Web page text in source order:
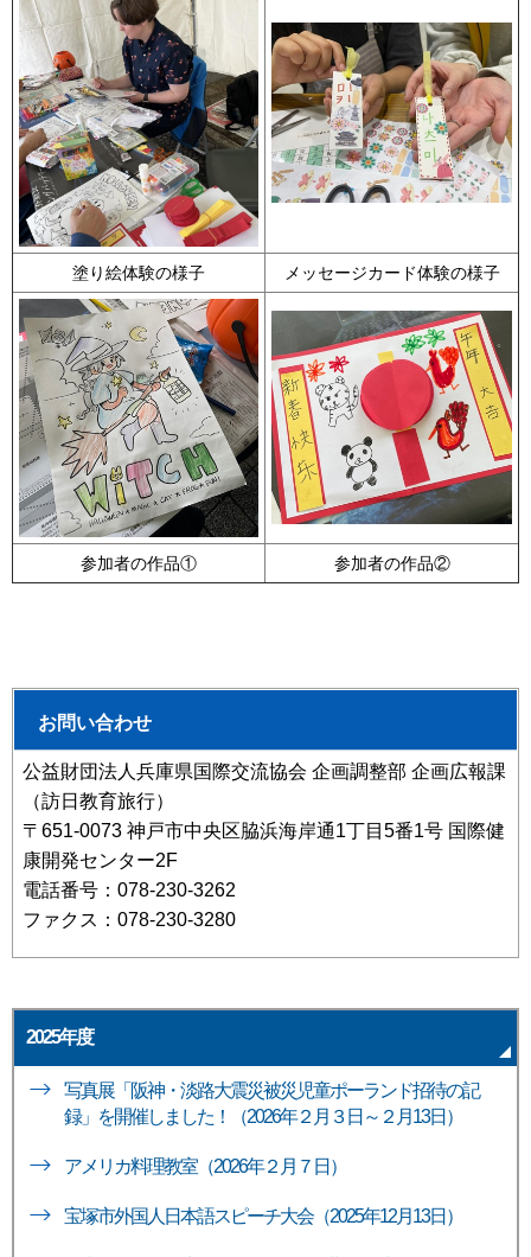
塗り絵体験の様子 メッセージカード体験の様子
参加者の作品① 参加者の作品②
お問い合わせ
公益財団法人兵庫県国際交流協会 企画調整部 企画広報課
（訪日教育旅行）
〒651-0073 神戸市中央区脇浜海岸通1丁目5番1号 国際健
康開発センター2F
電話番号：078-230-3262
ファクス：078-230-3280
2025年度
写真展「阪神・淡路大震災被災児童ポーランド招待の記
録」を開催しました！（2026年２月３日～２月13日）
アメリカ料理教室（2026年２月７日）
宝塚市外国人日本語スピーチ大会（2025年12月13日）